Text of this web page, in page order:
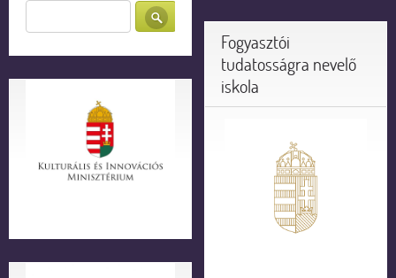
Fogyasztói
tudatosságra nevelő
iskola